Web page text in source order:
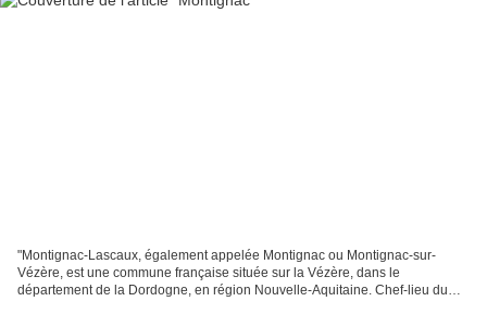
"Montignac-Lascaux, également appelée Montignac ou Montignac-sur-
Vézère, est une commune française située sur la Vézère, dans le
département de la Dordogne, en région Nouvelle-Aquitaine. Chef-lieu du